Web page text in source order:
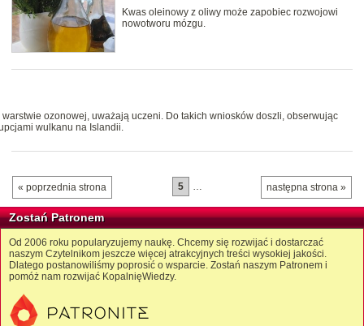
Kwas oleinowy z oliwy może zapobiec rozwojowi
nowotworu mózgu.
ozonowej, uważają uczeni. Do takich wniosków doszli, obserwując
wulkanu na Islandii.
« poprzednia strona następna strona »
5 …
Zostań Patronem
Od 2006 roku popularyzujemy naukę. Chcemy się rozwijać i dostarczać
naszym Czytelnikom jeszcze więcej atrakcyjnych treści wysokiej jakości.
Dlatego postanowiliśmy poprosić o wsparcie. Zostań naszym Patronem i
pomóż nam rozwijać KopalnięWiedzy.